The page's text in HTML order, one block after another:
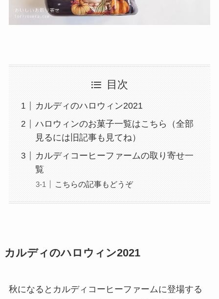
目次
カルディのハロウィン2021
ハロウィンのお菓子一覧はこちら（全部
見るには旧記事も見てね）
カルディコーヒーファームの取り寄せ一
覧
こちらの記事もどうぞ
カルディのハロウィン2021
秋になるとカルディコーヒーファームに登場する